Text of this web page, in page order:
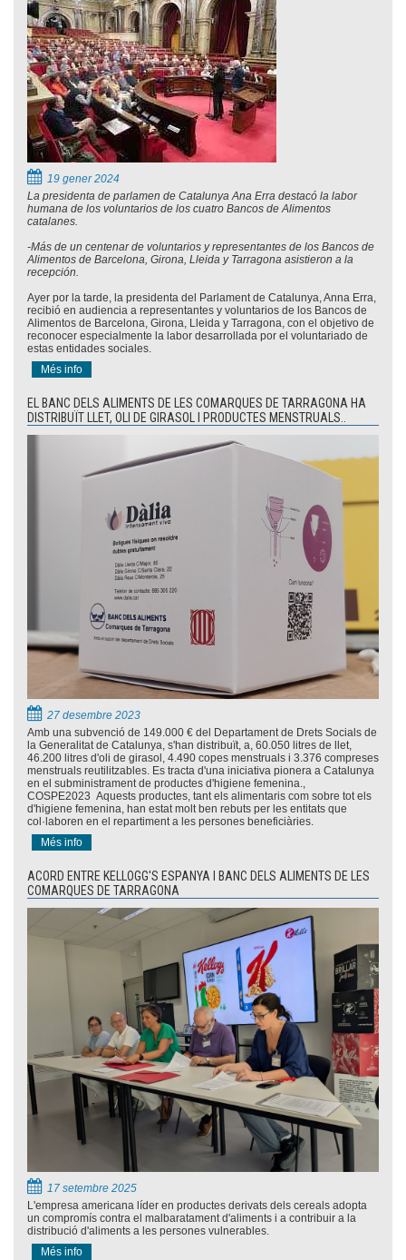
19 gener 2024
La presidenta de parlamen de Catalunya Ana Erra destacó la labor
humana de los voluntarios de los cuatro Bancos de Alimentos
catalanes.
-Más de un centenar de voluntarios y representantes de los Bancos de
Alimentos de Barcelona, Girona, Lleida y Tarragona asistieron a la
recepción.
Ayer por la tarde, la presidenta del Parlament de Catalunya, Anna Erra,
recibió en audiencia a representantes y voluntarios de los Bancos de
Alimentos de Barcelona, Girona, Lleida y Tarragona, con el objetivo de
reconocer especialmente la labor desarrollada por el voluntariado de
estas entidades sociales.
Més info
EL BANC DELS ALIMENTS DE LES COMARQUES DE TARRAGONA HA
DISTRIBUÏT LLET, OLI DE GIRASOL I PRODUCTES MENSTRUALS..
27 desembre 2023
Amb una subvenció de 149.000 € del Departament de Drets Socials de
la Generalitat de Catalunya, s'han distribuït, a, 60.050 litres de llet,
46.200 litres d'oli de girasol, 4.490 copes menstruals i 3.376 compreses
menstruals reutilitzables. Es tracta d'una iniciativa pionera a Catalunya
en el subministrament de productes d'higiene femenina.,
COSPE2023 Aquests productes, tant els alimentaris com sobre tot els
d'higiene femenina, han estat molt ben rebuts per les entitats que
col·laboren en el repartiment a les persones beneficiàries.
Més info
ACORD ENTRE KELLOGG'S ESPANYA I BANC DELS ALIMENTS DE LES
COMARQUES DE TARRAGONA
17 setembre 2025
L'empresa americana líder en productes derivats dels cereals adopta
un compromís contra el malbaratament d'aliments i a contribuir a la
distribució d'aliments a les persones vulnerables.
Més info